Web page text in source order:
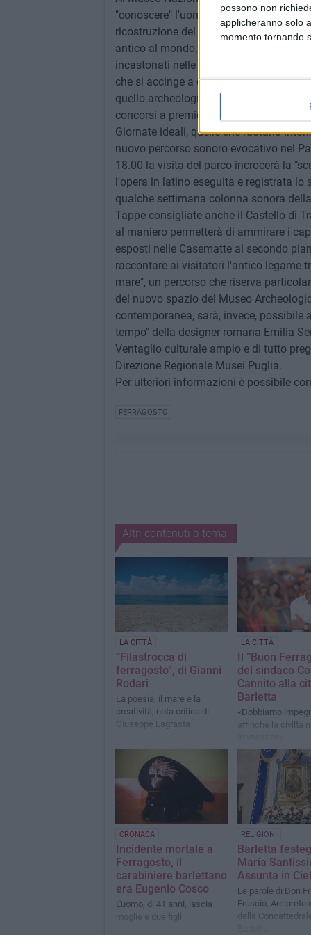
possono non
applicheranno solo
momento tornando
"conoscere" l'uomo di Altamura,
ricostruzione del Neanderthal (parte
antico al mondo, opera dei fratelli
incastonati nelle formazioni carsiche
che si accinge a compiere 30 anni, un
quello archeologico, che, a partire da
concorsi a premio, laboratori e contest
Giornate ideali, quelle che ruotano
nuovo percorso sonoro evocativo nel
18.00 la visita del parco incrocerà la
l'opera in latino eseguita e registrata lo
qualche settimana colonna sonora
Tappe consigliate anche il Castello di
al maniero permetterà di ammirare i
esposti nelle Casematte al secondo
raccontare ai visitatori l'antico legame
mare", un percorso che riserva
del nuovo spazio del Museo
contemporanea, sarà, invece,
tempo" della designer romana Emilia
Ventaglio culturale ampio e di tutto
Direzione Regionale Musei Puglia.
Per ulteriori informazioni è possibile
FERRAGOSTO
Altri contenuti a tema
LA CITTÀ
“Filastrocca di
ferragosto”, di Gianni
Rodari
La poesia, il mare e la
creatività, nota critica di
Giuseppe Lagrasta
LA CITTÀ
Il “Buon
del sindaco
Cannito alla
Barletta
«Dobbiamo
affinché la civiltà
CRONACA
Incidente mortale a
Ferragosto, il
carabiniere barlettano
era Eugenio Cosco
L'uomo, di 41 anni, lascia
moglie e due figli
RELIGIONI
Barletta
Maria
Assunta in
Le parole di Don
Fruscio, Arciprete
della